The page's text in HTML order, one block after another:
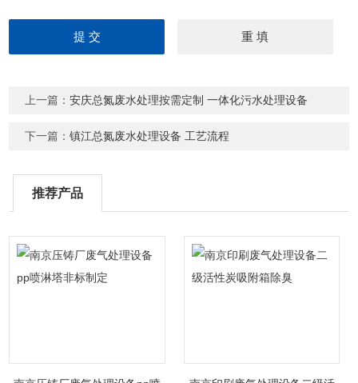
上一篇：安庆总氮废水处理按需定制 一体化污水处理设备
下一篇：镇江总氮废水处理设备 工艺流程
推荐产品